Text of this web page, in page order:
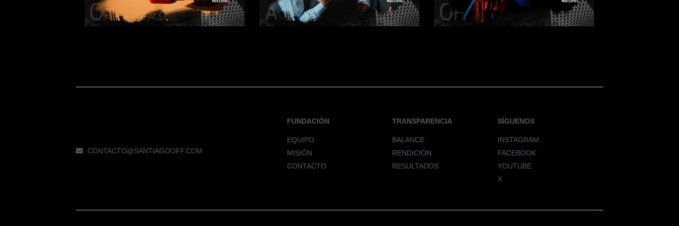
CONTACTO@SANTIAGOOFF.COM
FUNDACIÓN
EQUIPO
MISIÓN
CONTACTO
TRANSPARENCIA
BALANCE
RENDICIÓN
RESULTADOS
SÍGUENOS
INSTAGRAM
FACEBOOK
YOUTUBE
X